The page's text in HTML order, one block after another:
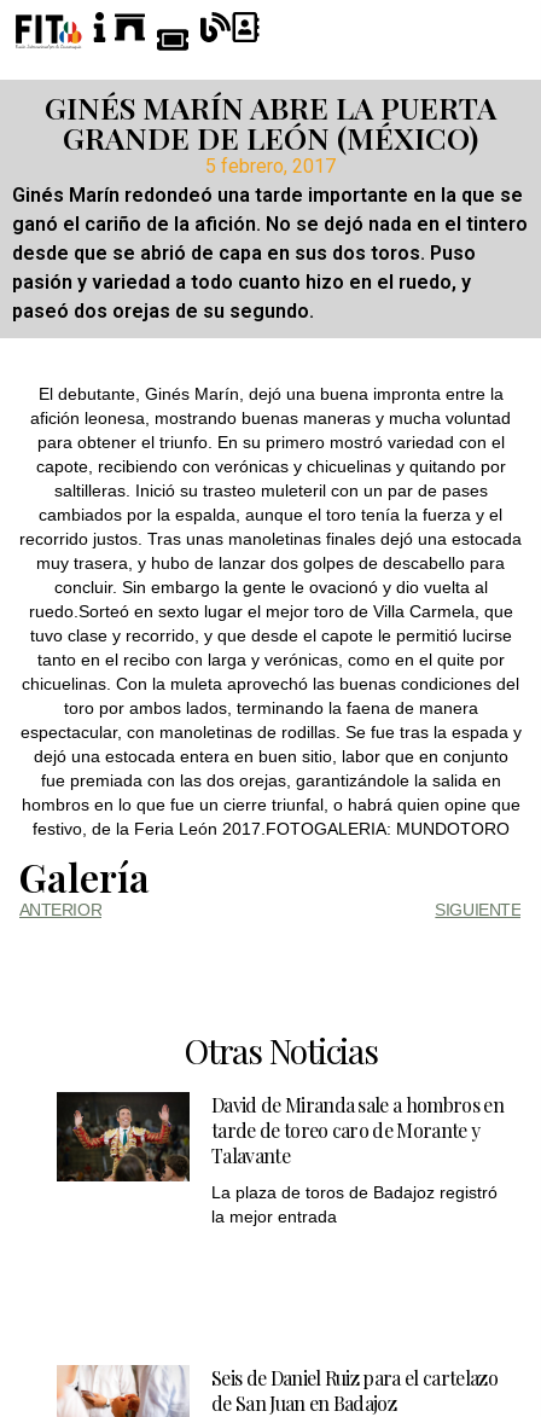
GINÉS MARÍN ABRE LA PUERTA
GRANDE DE LEÓN (MÉXICO)
5 febrero, 2017
Ginés Marín redondeó una tarde importante en la que se
ganó el cariño de la afición. No se dejó nada en el tintero
desde que se abrió de capa en sus dos toros. Puso
pasión y variedad a todo cuanto hizo en el ruedo, y
paseó dos orejas de su segundo.
El debutante, Ginés Marín, dejó una buena impronta entre la
afición leonesa, mostrando buenas maneras y mucha voluntad
para obtener el triunfo. En su primero mostró variedad con el
capote, recibiendo con verónicas y chicuelinas y quitando por
saltilleras. Inició su trasteo muleteril con un par de pases
cambiados por la espalda, aunque el toro tenía la fuerza y el
recorrido justos. Tras unas manoletinas finales dejó una estocada
muy trasera, y hubo de lanzar dos golpes de descabello para
concluir. Sin embargo la gente le ovacionó y dio vuelta al
ruedo.Sorteó en sexto lugar el mejor toro de Villa Carmela, que
tuvo clase y recorrido, y que desde el capote le permitió lucirse
tanto en el recibo con larga y verónicas, como en el quite por
chicuelinas. Con la muleta aprovechó las buenas condiciones del
toro por ambos lados, terminando la faena de manera
espectacular, con manoletinas de rodillas. Se fue tras la espada y
dejó una estocada entera en buen sitio, labor que en conjunto
fue premiada con las dos orejas, garantizándole la salida en
hombros en lo que fue un cierre triunfal, o habrá quien opine que
festivo, de la Feria León 2017.FOTOGALERIA: MUNDOTORO
Galería
ANTERIOR SIGUIENTE
Otras Noticias
David de Miranda sale a hombros en
tarde de toreo caro de Morante y
Talavante
La plaza de toros de Badajoz registró
la mejor entrada
Seis de Daniel Ruiz para el cartelazo
de San Juan en Badajoz